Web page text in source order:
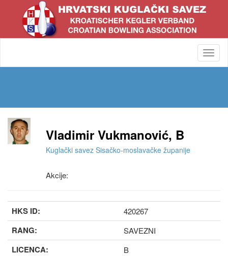
Vladimir Vukmanović, B
Kuglački savez Sisačko-moslavačke županije
Akcije:
HKS ID: 420267
RANG: SAVEZNI
LICENCA: B